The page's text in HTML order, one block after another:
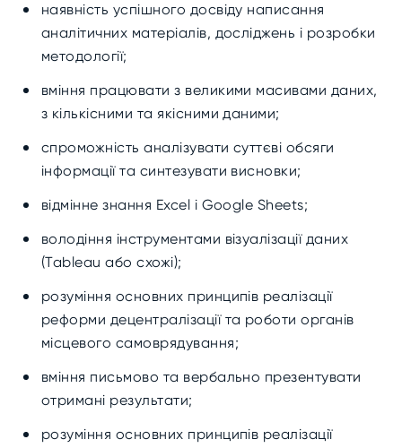
наявність успішного досвіду написання
аналітичних матеріалів, досліджень і розробки
методології;
вміння працювати з великими масивами даних,
з кількісними та якісними даними;
спроможність аналізувати суттєві обсяги
інформації та синтезувати висновки;
відмінне знання Excel і Google Sheets;
володіння інструментами візуалізації даних
(Tableau або схожі);
розуміння основних принципів реалізації
реформи децентралізації та роботи органів
місцевого самоврядування;
вміння письмово та вербально презентувати
отримані результати;
розуміння основних принципів реалізації